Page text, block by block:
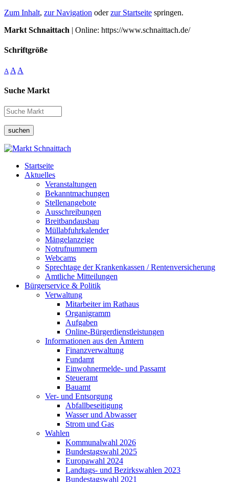
Zum Inhalt, zur Navigation oderzur Startseite springen.
Markt Schnaittach | Online: https://www.schnaittach.de/
Schriftgröße
A A A
Suche Markt
suchen
Startseite
Aktuelles
Veranstaltungen
Bekanntmachungen
Stellenangebote
Ausschreibungen
Breitbandausbau
Müllabfuhrkalender
Mängelanzeige
Notrufnummern
Webcams
Sprechtage der Krankenkassen / Rentenversicherung
Amtliche Mitteilungen
Bürgerservice & Politik
Verwaltung
Mitarbeiter im Rathaus
Organigramm
Aufgaben
Online-Bürgerdienstleistungen
Informationen aus den Ämtern
Finanzverwaltung
Fundamt
Einwohnermelde- und Passamt
Steueramt
Bauamt
Ver- und Entsorgung
Abfallbeseitigung
Wasser und Abwasser
Strom und Gas
Wahlen
Kommunalwahl 2026
Bundestagswahl 2025
Europawahl 2024
Landtags- und Bezirkswahlen 2023
Bundestagswahl 2021